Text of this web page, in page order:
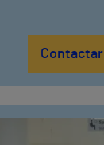
Contactar